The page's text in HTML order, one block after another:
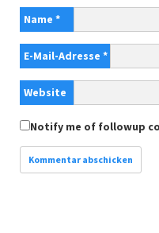
Name *
E-Mail-Adresse *
Website
Notify me of followup